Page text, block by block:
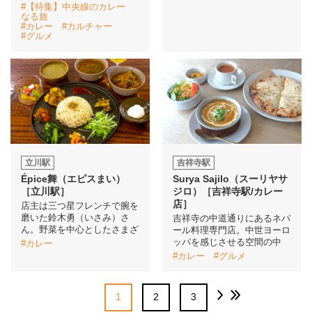
#【特集】中央線のカレー
なる旅
#カレー
#カルチャー
#グルメ
立川駅
Épice舞（エピスまい）
［立川駅］
店主は三つ星フレンチで腕を
磨いた鈴木勇（いさみ）さ
ん。野菜を中心としたさまざ
#カレー
吉祥寺駅
Surya Sajilo（スーリヤサ
ジロ）［吉祥寺駅/カレー
店］
吉祥寺の中道通りにあるネパ
ール料理専門店。中世ヨーロ
ッパを感じさせる空間の中
#カレー
#グルメ
1 2 3